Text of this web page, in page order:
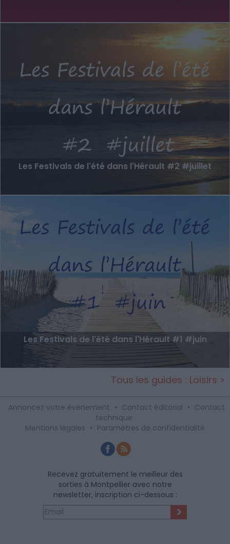
Les Festivals de l'été dans l'Hérault #2 #juillet
Les Festivals de l'été dans l'Hérault #1 #juin
Tous les guides : Loisirs >
Annoncez votre événement • Contact éditorial • Contact
technique
Mentions légales • Paramètres de confidentialité
Recevez gratuitement le meilleur des
sorties à Montpellier avec notre
newsletter, inscription ci-dessous :
>